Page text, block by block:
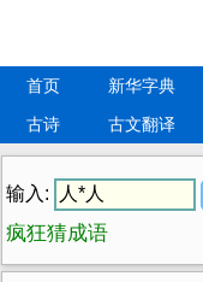
首页 新华字典
古诗
古文翻译
输入:
疯狂猜成语